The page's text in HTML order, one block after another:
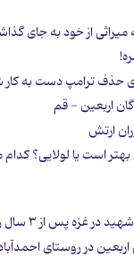
حذف ترامپ دست به
اربعین - قم
ارتش
است یا لولایی؟
اربعین در روستای